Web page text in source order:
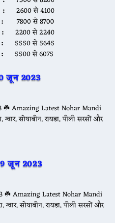
:
2600 से 4100
7800 से 8700
2200 से 2240
5550 से 5645
: 5500 से 6075
जून 2023
☘️ Amazing Latest Nohar Mandi
सोयाबीन, रायडा, पीली सरसों और
जून 2023
☘️ Amazing Latest Nohar Mandi
सोयाबीन, रायडा, पीली सरसों और